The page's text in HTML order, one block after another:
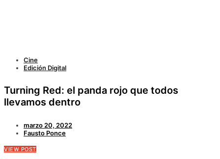
Cine
Edición Digital
Turning Red: el panda rojo que todos
llevamos dentro
marzo 20, 2022
Fausto Ponce
VIEW POST